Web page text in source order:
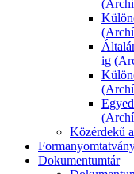
ig
Közérdekű
Dokumentumtár